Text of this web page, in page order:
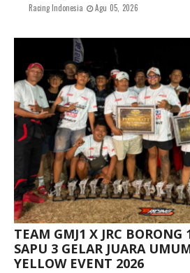
Racing Indonesia Agu 05, 2026
TEAM GMJ1 X JRC
SAPU 3 GELAR JUARA
YELLOW EVENT 2026